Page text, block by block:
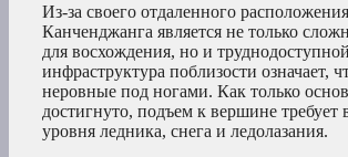
Из-за своего отдаленного расположения
Канченджанга является не только
для восхождения, но и
инфраструктура поблизости означает,
неровные под ногами. Как только
достигнуто, подъем к вершине требует
уровня ледника, снега и ледолазания.